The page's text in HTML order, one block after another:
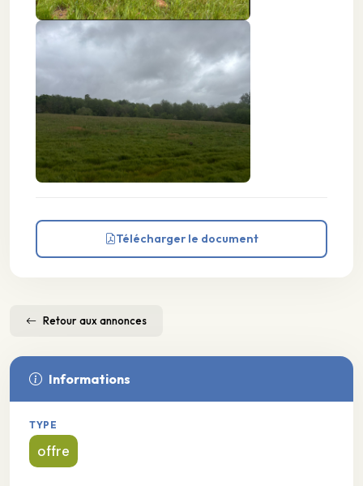
Télécharger le document
Retour aux annonces
Informations
TYPE
offre